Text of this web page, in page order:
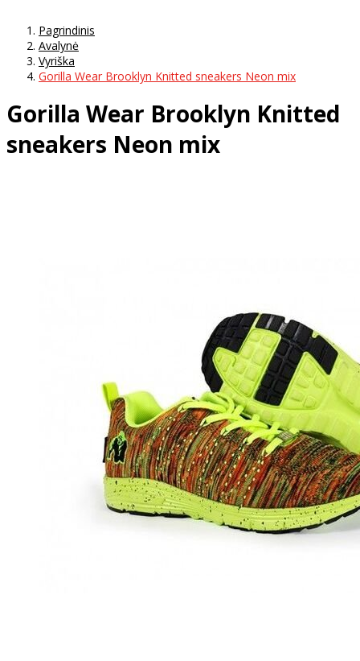
Pagrindinis
Avalynė
Vyriška
Gorilla Wear Brooklyn Knitted sneakers Neon mix
Gorilla Wear Brooklyn Knitted
sneakers Neon mix